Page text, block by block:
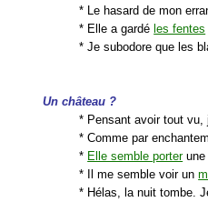
* Le hasard de mon
* Elle a gardé les fentes
* Je subodore que les
Un château ?
* Pensant avoir tout vu,
* Comme par
* Elle semble porterune
* Il me semble voir un
* Hélas, la nuit tombe.